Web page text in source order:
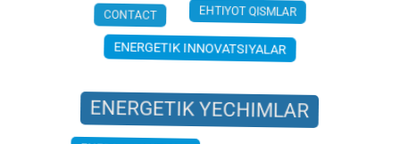
CONTACT
EHTIYOT QISMLAR
ENERGETIK INNOVATSIYALAR
ENERGETIK YECHIMLAR